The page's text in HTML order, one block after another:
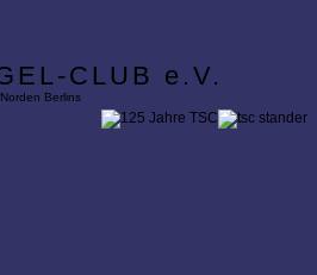
CLUB e.V.
Berlins